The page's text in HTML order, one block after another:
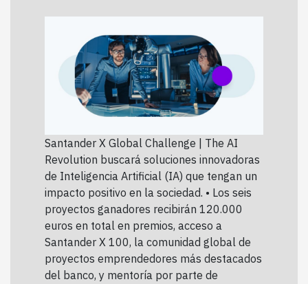
Santander X Global Challenge | The AI
Revolution buscará soluciones innovadoras
de Inteligencia Artificial (IA) que tengan un
impacto positivo en la sociedad. • Los seis
proyectos ganadores recibirán 120.000
euros en total en premios, acceso a
Santander X 100, la comunidad global de
proyectos emprendedores más destacados
del banco, y mentoría por parte de